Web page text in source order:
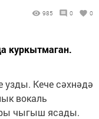
985 0 0
куркытмаган.
Кече сәхнәдә
вокаль
чыгыш ясады.